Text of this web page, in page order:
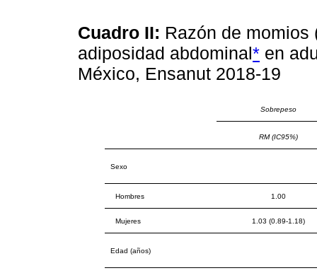
Cuadro II: Razón de momios
adiposidad abdominal* en
México, Ensanut 2018-19
Sobrepeso
RM (IC95%)
Sexo
Hombres 1.00
Mujeres 1.03 (0.89-1.18)
Edad (años)